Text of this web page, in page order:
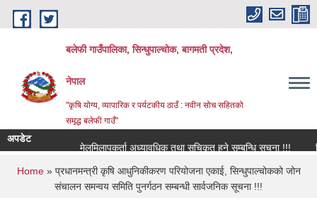
Skip to main content
बलेफी गाउँपालिका, सिन्धुपाल्चोक, बागमती प्रदेश,
नेपाल
"कृषि योग्य, व्यापारिक र पर्यटकीय ठाउँ : नवीन सोच सहितको
समृद्ध बलेफी गाउँ"
अपडेट
मेलमिलापकर्ता अध्यावधिक तथा सूचिकृत हुने सम्बन्धि सूचना !!!
You are here
Home» प्रधानमन्त्री कृषि आधुनिकीकरण परियोजना एकाई, सिन्धुपाल्चोकको जोन
संचालन समन्वय समिति पुनर्गठन सम्बन्धी सार्वजनिक सूचना !!!